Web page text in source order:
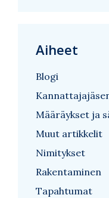
Aiheet
Blogi
Määräykset ja
Muut artikkelit
Nimitykset
Rakentaminen
Tapahtumat